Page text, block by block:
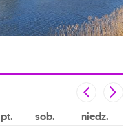
pt sob niedz